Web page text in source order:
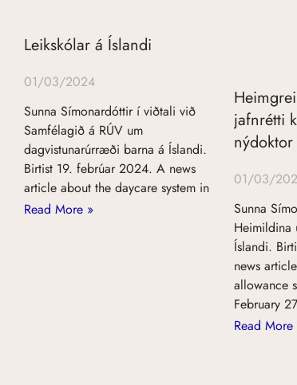
Leikskólar á Íslandi
01/03/2024
Sunna Símonardóttir í viðtali við
Samfélagið á RÚV um
dagvistunarúrræði barna á Íslandi.
Birtist 19. febrúar 2024. A news
article about the daycare system in
Read More »
jafnrétti
01/03/
Sunna
Heimildina
Íslandi.
news
allowance
February
Read More